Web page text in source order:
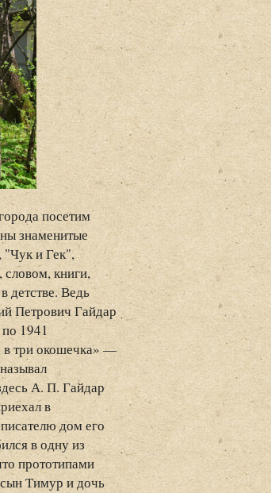
посетим
знаменитые
"Чук и Гек",
книги,
детстве. Ведь
Петрович Гайдар
1941
три окошечка» —
А. П. Гайдар
в
дом его
в одну из
прототипами
Тимур и дочь